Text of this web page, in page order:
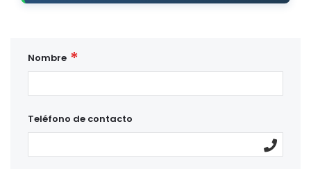
Nombre
Teléfono de contacto